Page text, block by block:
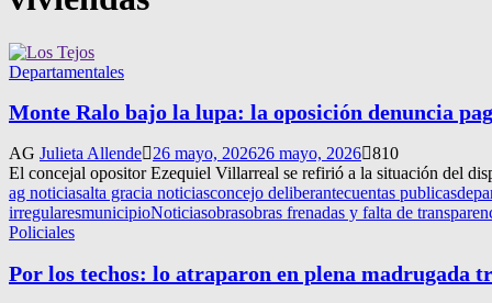
Departamentales
Monte Ralo bajo la lupa: la oposición denuncia
AG Julieta Allende 26 mayo, 202626 mayo, 2026 810
El concejal opositor Ezequiel Villarreal se refirió a la situación del
ag noticiasalta gracia noticiasconcejo deliberantecuentas publicas
irregularesmunicipioNoticiasobrasobras frenadas y falta de
Policiales
Por los techos: lo atraparon en plena madrugada